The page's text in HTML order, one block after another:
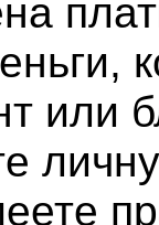
или